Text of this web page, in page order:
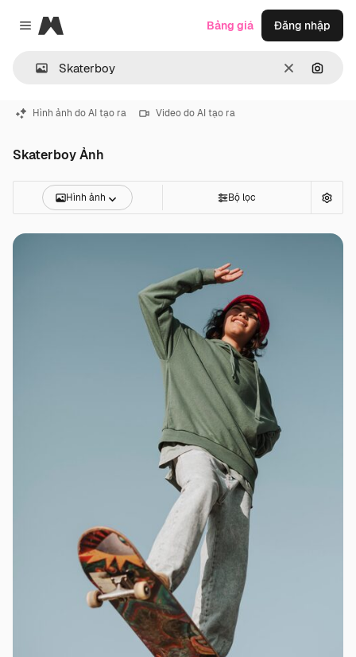
Close menu
Magnific
ThôngTìm
Bảng giá Đăng nhập
Hình ảnh do AI tạo ra Video do AI tạo ra
Skaterboy Ảnh
Hình ảnh Bộ lọc